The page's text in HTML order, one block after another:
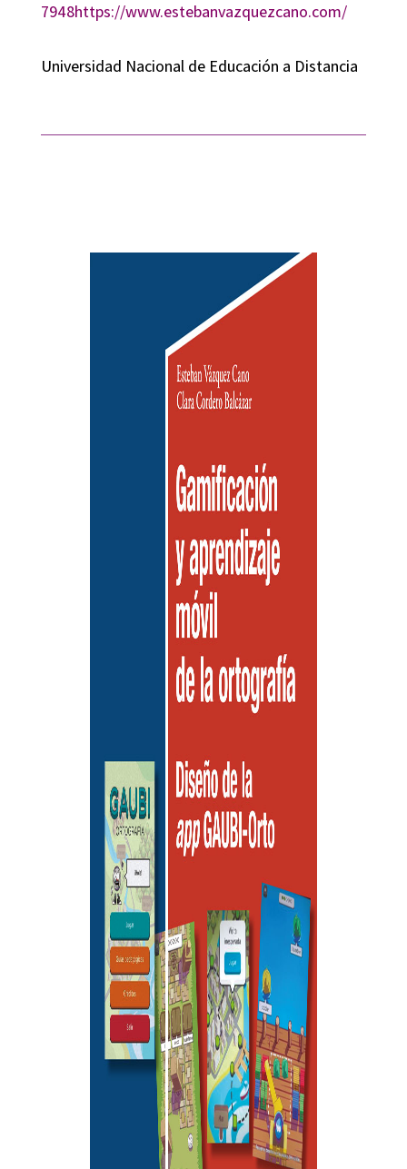
7948https://www.estebanvazquezcano.com/
Universidad Nacional de Educación a Distancia